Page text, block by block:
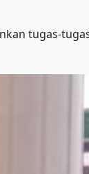
tugas-